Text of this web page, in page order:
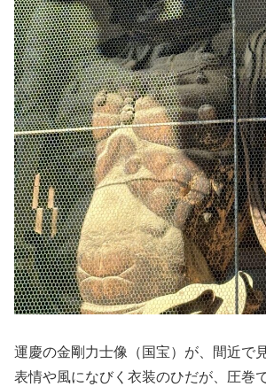
運慶の金剛力士像（国宝）が、間近で
表情や風になびく衣装のひだが、圧巻で